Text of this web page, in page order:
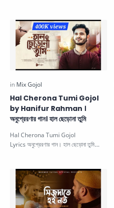
Hal Cherona Tumi Gojol
by Hanifur Rahman ।
অনুপ্রেরণার গান। হাল ছেড়োনা তুমি
Hal Cherona Tumi Gojol
Lyrics অনুপ্রেরণার গান। হাল ছেড়োনা তুমি